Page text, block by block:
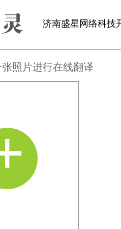
济南盛星网络科技
照片进行在线翻译